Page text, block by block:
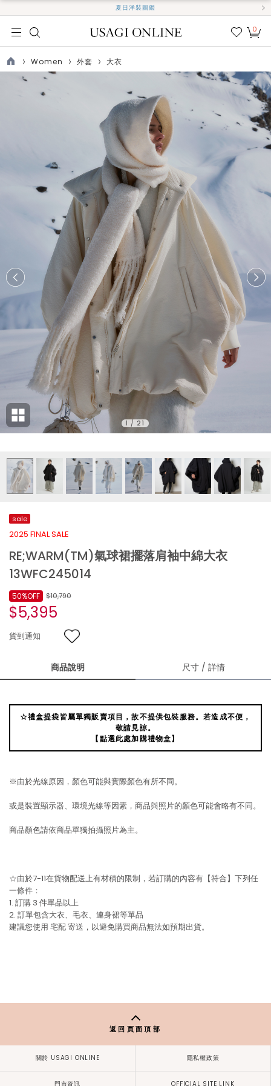
夏日洋裝圖鑑
我的
0
TOP
Women 外套 大衣
1 / 21
sale
2025 FINAL SALE
RE;WARM(TM)氣球裙擺落肩袖中綿大衣
13WFC245014
$10,790
$5,395
50%OFF
貨到通知
商品說明 尺寸 / 詳情
☆禮盒提袋皆屬單獨販賣項目，故不提供包裝服務。若造成不便，
敬請見諒。
【點選此處加購禮物盒】
※由於光線原因，顏色可能與實際顏色有所不同。
或是裝置顯示器、環境光線等因素，商品與照片的顏色可能會略有不同。
商品顏色請依商品單獨拍攝照片為主。
☆由於7-11在貨物配送上有材積的限制，若訂購的內容有【符合】下列任
一條件：
1. 訂購 3 件單品以上
2. 訂單包含大衣、毛衣、連身裙等單品
建議您使用 宅配寄送，以避免購買商品無法如預期出貨。
返回頁面頂部
關於 USAGI ONLINE 隱私權政策
門市資訊 OFFICIAL SITE LINK